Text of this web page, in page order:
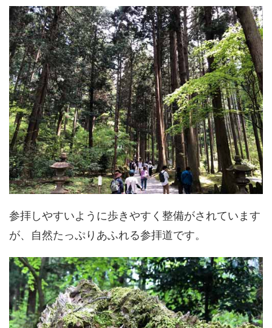
参拝しやすいように歩きやすく整備がされています
が、自然たっぷりあふれる参拝道です。